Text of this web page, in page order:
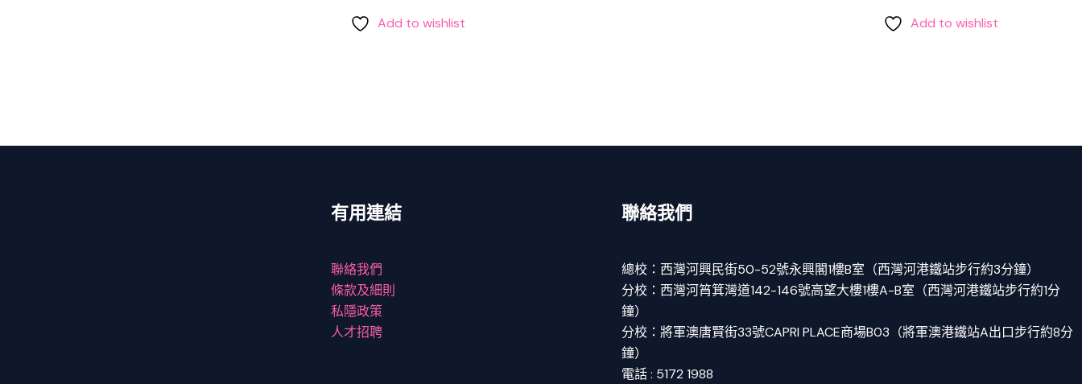
Add to wishlist Add to wishlist
有用連結
聯絡我們
條款及細則
私隱政策
人才招聘
聯絡我們
總校：西灣河興民街50-52號永興閣1樓B室（西灣河港鐵站步行約3分鐘）
分校：西灣河筲箕灣道142-146號高望大樓1樓A-B室（西灣河港鐵站步行約1分
鐘）
分校：將軍澳唐賢街33號CAPRI PLACE商場B03（將軍澳港鐵站A出口步行約8分
鐘）
電話 : 5172 1988